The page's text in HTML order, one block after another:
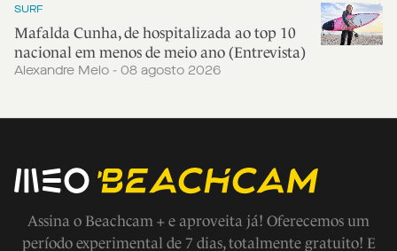
SURF
Mafalda Cunha, de hospitalizada ao top 10
nacional em menos de meio ano (Entrevista)
Alexandre Melo - 08 agosto 2026
Assina o Beachcam + e aproveita já! Oferecemos um
período experimental de 7 dias, totalmente gratuito! E